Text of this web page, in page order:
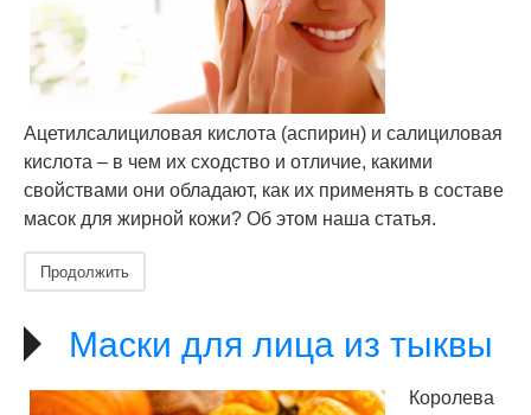
Ацетилсалициловая кислота (аспирин) и салициловая
кислота – в чем их сходство и отличие, какими
свойствами они обладают, как их применять в составе
масок для жирной кожи? Об этом наша статья.
Продолжить
Маски для лица из тыквы
Королева